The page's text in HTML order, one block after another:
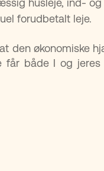
forudbetalt leje.
den økonomiske
får både I og